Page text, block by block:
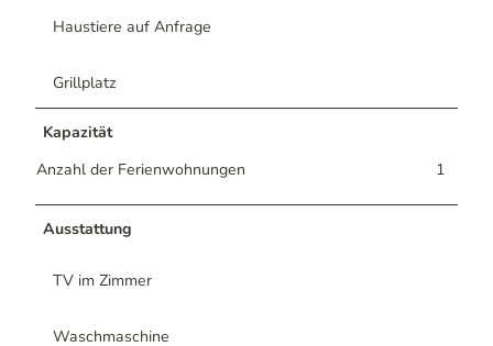
Haustiere auf Anfrage
Grillplatz
Kapazität
Anzahl der Ferienwohnungen
1
Ausstattung
TV im Zimmer
Waschmaschine